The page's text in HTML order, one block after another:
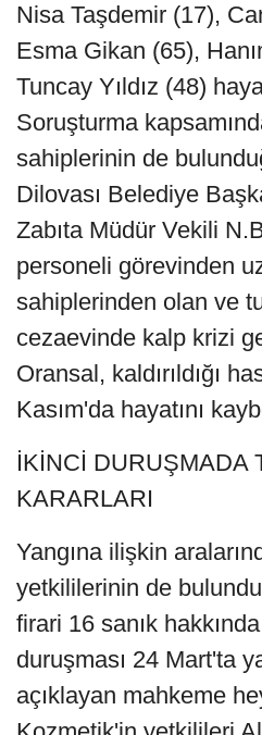
Nisa Taşdemir (17),
Esma Gikan (65),
Tuncay Yıldız (48)
Soruşturma
sahiplerinin de
Dilovası Belediye
Zabıta Müdür Vekili
personeli görevinden
sahiplerinden olan ve
cezaevinde kalp krizi
Oransal, kaldırıldığı
Kasım'da hayatını
İKİNCİ DURUŞMADA
KARARLARI
Yangına ilişkin
yetkililerinin de
firari 16 sanık
duruşması 24 Mart'ta
açıklayan mahkeme